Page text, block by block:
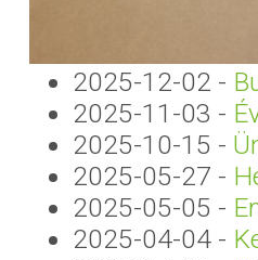
2025-12-02 -
2025-11-03 -
2025-10-15 -
2025-05-27 -
2025-05-05 -
2025-04-04 -